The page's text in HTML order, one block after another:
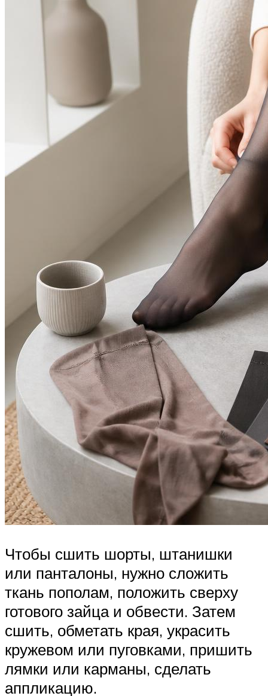
Чтобы сшить шорты, штанишки
или панталоны, нужно сложить
ткань пополам, положить сверху
готового зайца и обвести. Затем
сшить, обметать края, украсить
кружевом или пуговками, пришить
лямки или карманы, сделать
аппликацию.